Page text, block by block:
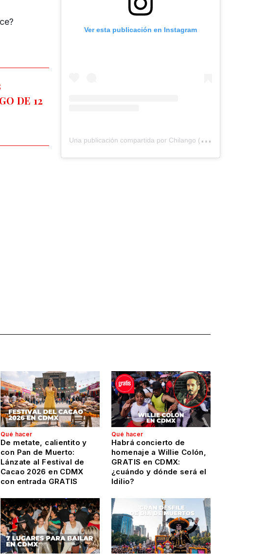
DE 12
Ver esta publicación en Instagram
U
na publicación compartida por Chilango (@chilangocom)
Qué hacer
De metate, calientito y
con Pan de Muerto:
Lánzate al Festival de
Cacao 2026 en CDMX
con entrada GRATIS
Qué hacer
Habrá concierto de
homenaje a Willie Colón,
GRATIS en CDMX:
¿cuándo y dónde será el
Idilio?